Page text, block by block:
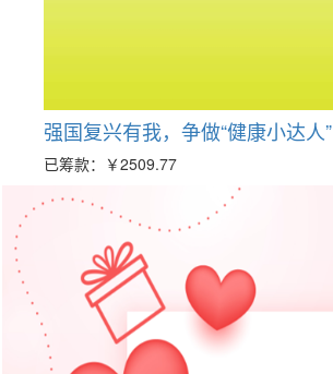
强国复兴有我，争做“健康小达人”
已筹款： ￥2509.77